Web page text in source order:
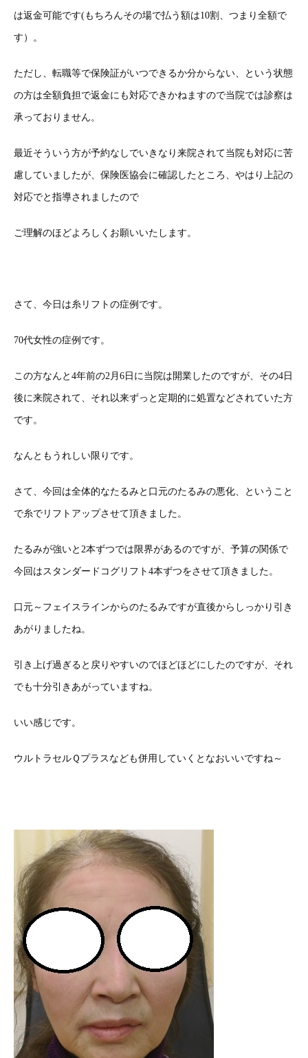
は返金可能です(もちろんその場で払う額は10割、つまり全額で
す）。
ただし、転職等で保険証がいつできるか分からない、という状態
の方は全額負担で返金にも対応できかねますので当院では診察は
承っておりません。
最近そういう方が予約なしでいきなり来院されて当院も対応に苦
慮していましたが、保険医協会に確認したところ、やはり上記の
対応でと指導されましたので
ご理解のほどよろしくお願いいたします。
さて、今日は糸リフトの症例です。
70代女性の症例です。
この方なんと4年前の2月6日に当院は開業したのですが、その4日
後に来院されて、それ以来ずっと定期的に処置などされていた方
です。
なんともうれしい限りです。
さて、今回は全体的なたるみと口元のたるみの悪化、ということ
で糸でリフトアップさせて頂きました。
たるみが強いと2本ずつでは限界があるのですが、予算の関係で
今回はスタンダードコグリフト4本ずつをさせて頂きました。
口元～フェイスラインからのたるみですが直後からしっかり引き
あがりましたね。
引き上げ過ぎると戻りやすいのでほどほどにしたのですが、それ
でも十分引きあがっていますね。
いい感じです。
ウルトラセルＱプラスなども併用していくとなおいいですね～